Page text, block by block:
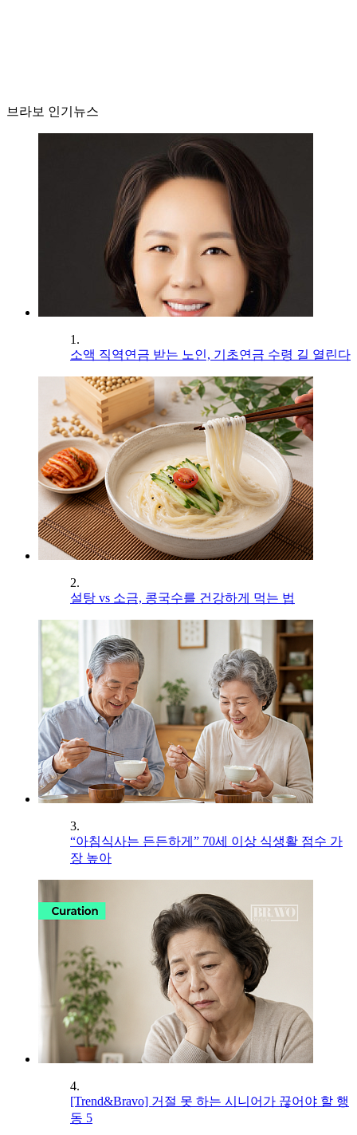
브라보 인기뉴스
1.
소액 직역연금 받는 노인, 기초연금 수령 길 열린다
2.
설탕 vs 소금, 콩국수를 건강하게 먹는 법
3.
“아침식사는 든든하게” 70세 이상 식생활 점수 가
장 높아
4.
[Trend&Bravo] 거절 못 하는 시니어가 끊어야 할 행
동 5